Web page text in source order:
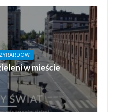
ŻYRARDÓW
w mieście